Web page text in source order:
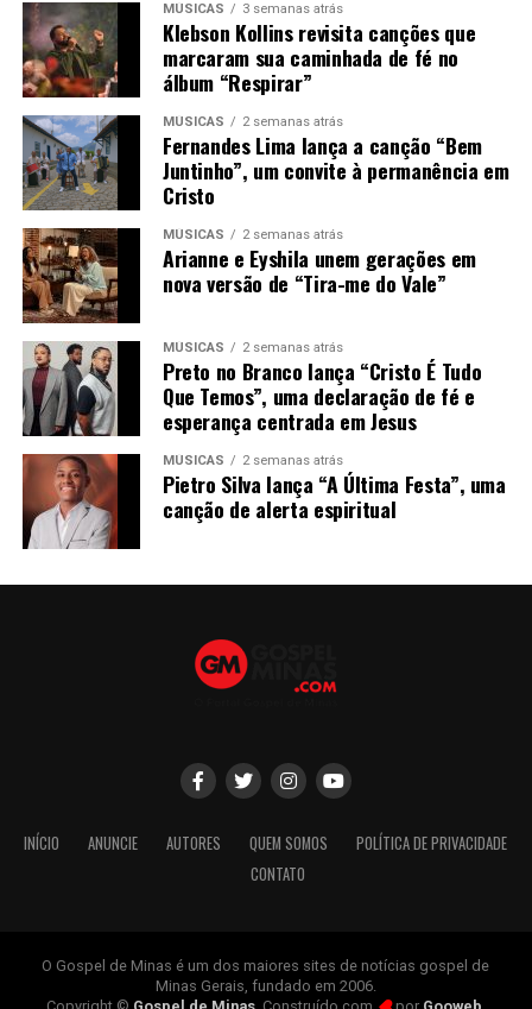
MÚSICAS 3 semanas atrás
Klebson Kollins revisita canções que
marcaram sua caminhada de fé no
álbum “Respirar”
MÚSICAS 2 semanas atrás
Fernandes Lima lança a canção “Bem
Juntinho”, um convite à permanência em
Cristo
MÚSICAS 2 semanas atrás
Arianne e Eyshila unem gerações em
nova versão de “Tira-me do Vale”
MÚSICAS 2 semanas atrás
Preto no Branco lança “Cristo É Tudo
Que Temos”, uma declaração de fé e
esperança centrada em Jesus
MÚSICAS 2 semanas atrás
Pietro Silva lança “A Última Festa”, uma
canção de alerta espiritual
INÍCIO ANUNCIE AUTORES QUEM SOMOS
POLÍTICA DE PRIVACIDADE
CONTATO
O Gospel de Minas é um dos maiores sites de notícias gospel de
Minas Gerais, fundado em 2006.